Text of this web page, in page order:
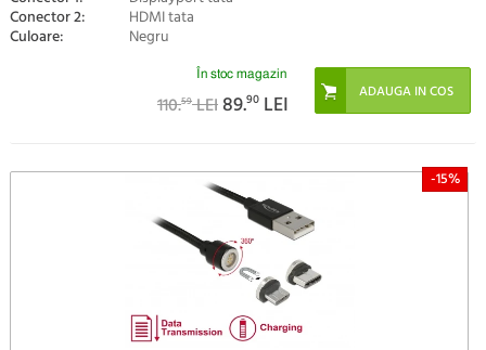
Conector 2: HDMI tata
Culoare: Negru
În stoc magazin
110.59LEI89.90 LEI
-15%